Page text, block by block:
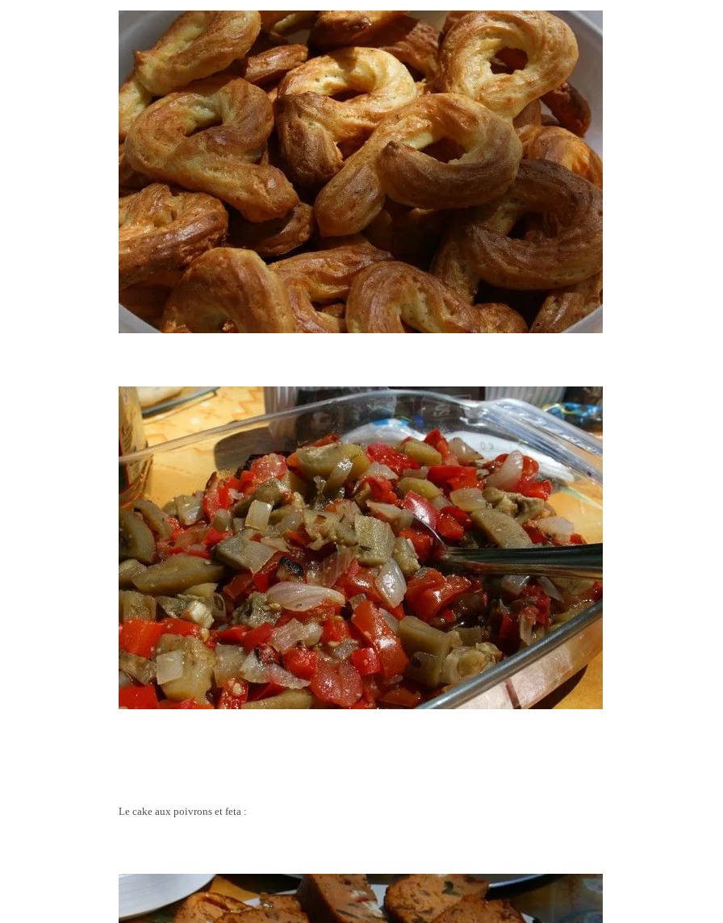
Le cake aux poivrons et feta :